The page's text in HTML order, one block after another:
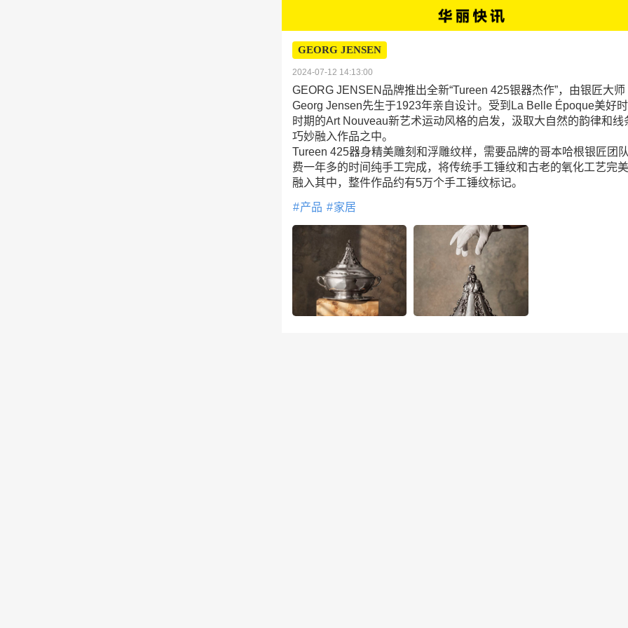
GEORG JENSEN
2024-07-12 14:13:00
GEORG JENSEN品牌推出全新“Tureen 425银器杰作”，由银匠大师
Georg Jensen先生于1923年亲自设计。受到La Belle Époque美好
时期的Art Nouveau新艺术运动风格的启发，汲取大自然的韵律和线
巧妙融入作品之中。
Tureen 425器身精美雕刻和浮雕纹样，需要品牌的哥本哈根银匠团
费一年多的时间纯手工完成，将传统手工锤纹和古老的氧化工艺完
融入其中，整件作品约有5万个手工锤纹标记。
产品 家居